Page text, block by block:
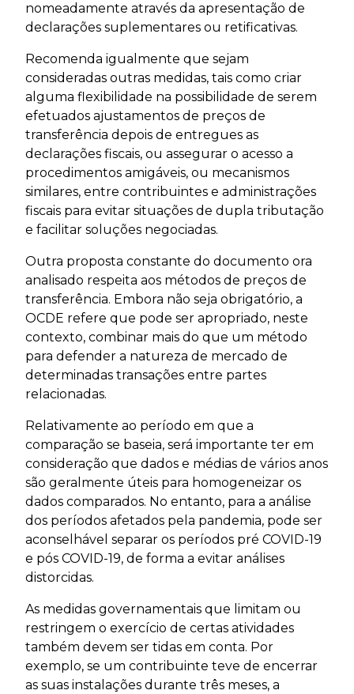
nomeadamente através da apresentação de
declarações suplementares ou retificativas.
Recomenda igualmente que sejam
consideradas outras medidas, tais como criar
alguma flexibilidade na possibilidade de serem
efetuados ajustamentos de preços de
transferência depois de entregues as
declarações fiscais, ou assegurar o acesso a
procedimentos amigáveis, ou mecanismos
similares, entre contribuintes e administrações
fiscais para evitar situações de dupla tributação
e facilitar soluções negociadas.
Outra proposta constante do documento ora
analisado respeita aos métodos de preços de
transferência. Embora não seja obrigatório, a
OCDE refere que pode ser apropriado, neste
contexto, combinar mais do que um método
para defender a natureza de mercado de
determinadas transações entre partes
relacionadas.
Relativamente ao período em que a
comparação se baseia, será importante ter em
consideração que dados e médias de vários anos
são geralmente úteis para homogeneizar os
dados comparados. No entanto, para a análise
dos períodos afetados pela pandemia, pode ser
aconselhável separar os períodos pré COVID-19
e pós COVID-19, de forma a evitar análises
distorcidas.
As medidas governamentais que limitam ou
restringem o exercício de certas atividades
também devem ser tidas em conta. Por
exemplo, se um contribuinte teve de encerrar
as suas instalações durante três meses, a